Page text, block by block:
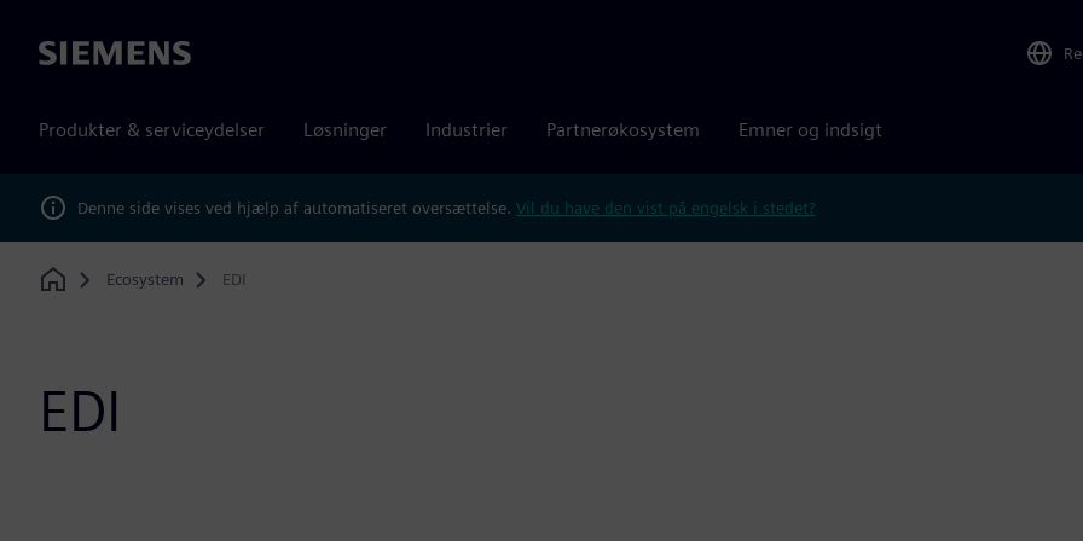
Siemens
Produkter & serviceydelser Løsninger Industrier Partnerøkosystem Emner og indsigt
Denne side vises ved hjælp af automatiseret oversættelse. Vil du have den vist på engelsk i stedet?
Home
Ecosystem EDI
EDI